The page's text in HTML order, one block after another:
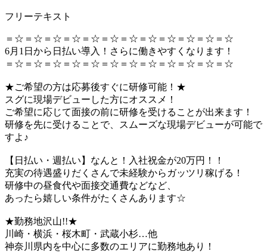
フリーテキスト
＝☆＝☆＝☆＝☆＝☆＝☆＝☆＝☆＝☆＝☆＝☆＝☆
6月1日から日払い導入！さらに働きやすくなります！
＝☆＝☆＝☆＝☆＝☆＝☆＝☆＝☆＝☆＝☆＝☆＝☆
★ご希望の方は応募後すぐに研修可能！★
スグに現場デビューした方にオススメ！
ご希望に応じて面接の前に研修を受けることが出来ます！
研修を先に受けることで、スムーズな現場デビューが可能で
すよ♪
【日払い・週払い】なんと！入社祝金が20万円！！
充実の待遇盛りだくさんで未経験からガッツリ稼げる！
研修中の昼食代や面接交通費などなど、
あったら嬉しい条件がたくさんあります☆
★勤務地沢山!!★
川崎・横浜・桜木町・武蔵小杉…他
神奈川県内を中心に多数のエリアに勤務地あり！